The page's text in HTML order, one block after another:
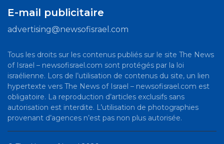
E-mail publicitaire
advertising@newsofisrael.com
Tous les droits sur les contenus publiés sur le site The News
of Israel – newsofisrael.com sont protégés par la loi
israélienne. Lors de l’utilisation de contenus du site, un lien
hypertexte vers The News of Israel – newsofisrael.com est
obligatoire. La reproduction d’articles exclusifs sans
autorisation est interdite. L’utilisation de photographies
provenant d’agences n’est pas non plus autorisée.